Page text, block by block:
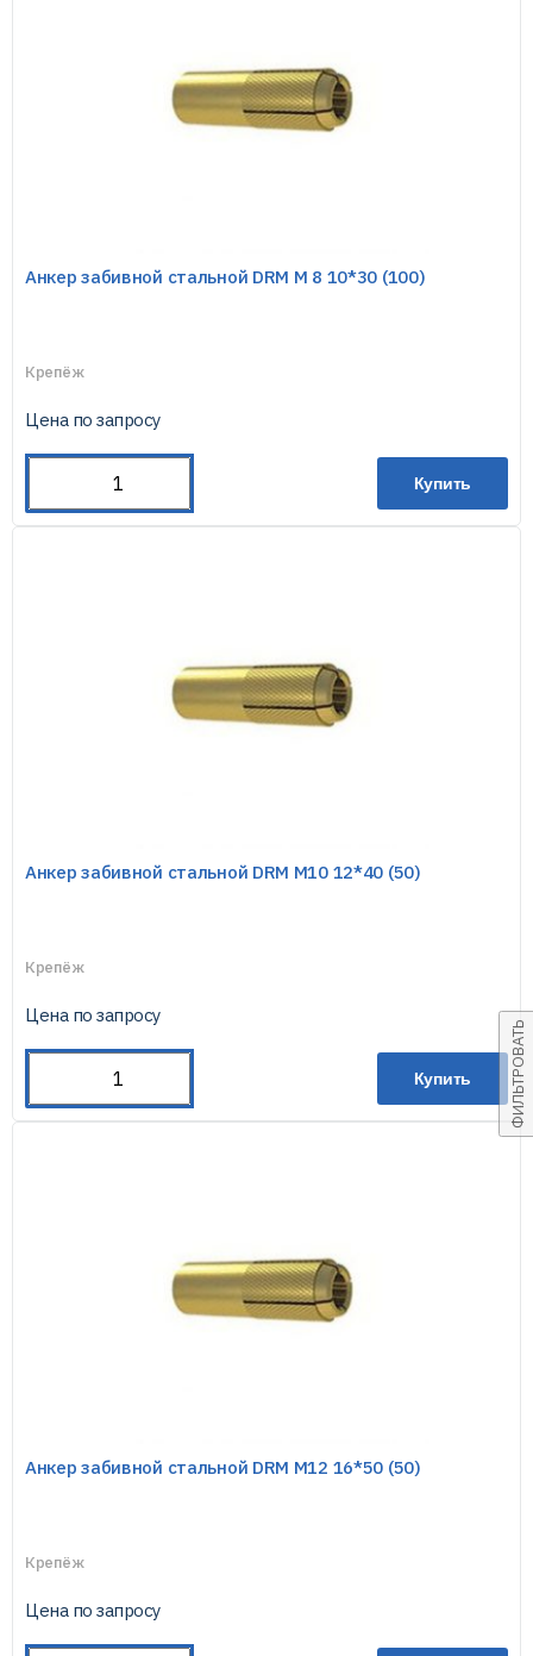
ФИЛЬТРОВАТЬ
Анкер забивной стальной DRM М 8 10*30 (100)
Крепёж
Цена по запросу
Купить
Анкер забивной стальной DRM М10 12*40 (50)
Крепёж
Цена по запросу
Купить
Анкер забивной стальной DRM М12 16*50 (50)
Крепёж
Цена по запросу